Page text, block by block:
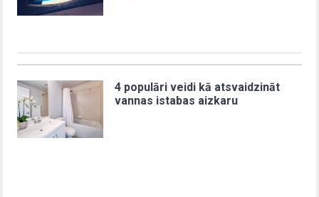
4 populāri veidi kā atsvaidzināt
vannas istabas aizkaru